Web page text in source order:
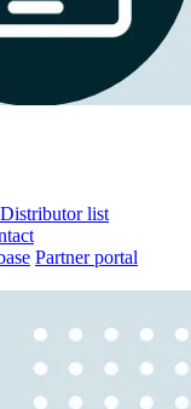
Distributor list
Partner portal